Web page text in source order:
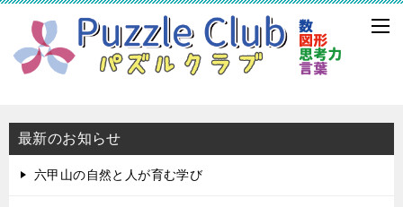
最新のお知らせ
六甲山の自然と人が育む学び